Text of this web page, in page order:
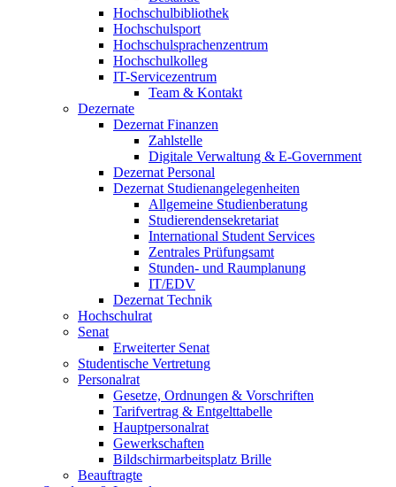
Hochschulbibliothek
Hochschulsport
Hochschulsprachenzentrum
Hochschulkolleg
IT-Servicezentrum
Team & Kontakt
Dezernate
Dezernat Finanzen
Zahlstelle
Digitale Verwaltung & E-Government
Dezernat Personal
Dezernat Studienangelegenheiten
Allgemeine Studienberatung
Studierendensekretariat
International Student Services
Zentrales Prüfungsamt
Stunden- und Raumplanung
IT/EDV
Dezernat Technik
Hochschulrat
Senat
Erweiterter Senat
Studentische Vertretung
Personalrat
Gesetze, Ordnungen & Vorschriften
Tarifvertrag & Entgelttabelle
Hauptpersonalrat
Gewerkschaften
Bildschirmarbeitsplatz Brille
Beauftragte